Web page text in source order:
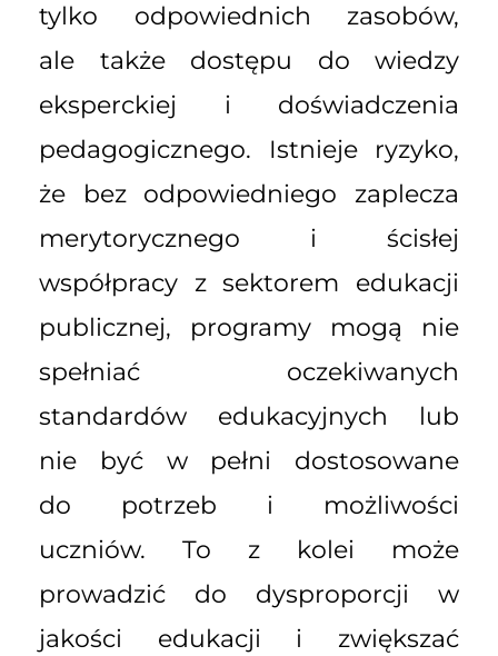
tylko odpowiednich zasobów,
ale także dostępu do wiedzy
eksperckiej i doświadczenia
pedagogicznego. Istnieje ryzyko,
że bez odpowiedniego zaplecza
merytorycznego i ścisłej
współpracy z sektorem edukacji
publicznej, programy mogą nie
spełniać oczekiwanych
standardów edukacyjnych lub
nie być w pełni dostosowane
do potrzeb i możliwości
uczniów. To z kolei może
prowadzić do dysproporcji w
jakości edukacji i zwiększać